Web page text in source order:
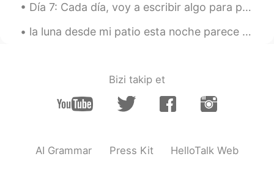
Día 7: Cada día, voy a escribir algo para practicar. Por favor corrígeme si me equivoco. • ~ • ~...
la luna desde mi patio esta noche parece muy roja por el humo que está en el cielo por los fuegos...
Bizi takip et
AI Grammar Press Kit HelloTalk Web